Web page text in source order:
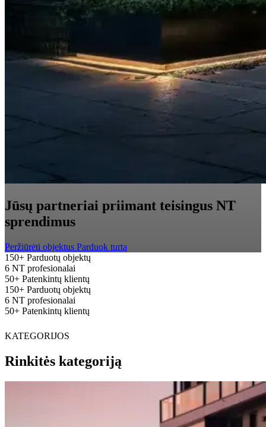
Jūsų partneriai priimant teisingus NT
sprendimus
Peržiūrėti objektus Parduok turtą
150+ Parduotų objektų
6 NT profesionalai
50+ Patenkintų klientų
150+ Parduotų objektų
6 NT profesionalai
50+ Patenkintų klientų
KATEGORIJOS
Rinkitės kategoriją